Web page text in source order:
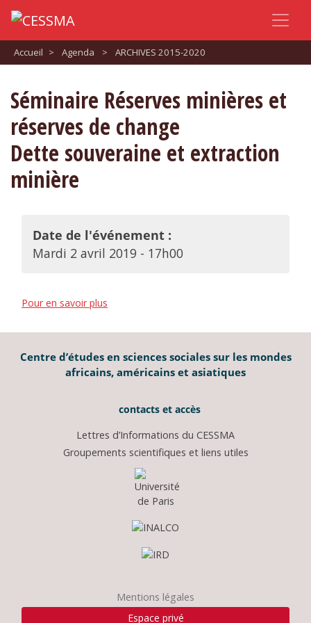
Accueil > Agenda > ARCHIVES 2015-2020
Séminaire Réserves minières et
réserves de change
Dette souveraine et extraction
minière
Date de l'événement :
Mardi 2 avril 2019 - 17h00
Pour en savoir plus
Centre d’études en sciences sociales sur les mondes
africains, américains et asiatiques
contacts et accès
Lettres d’Informations du CESSMA
Groupements scientifiques et liens utiles
Mentions légales
Espace privé